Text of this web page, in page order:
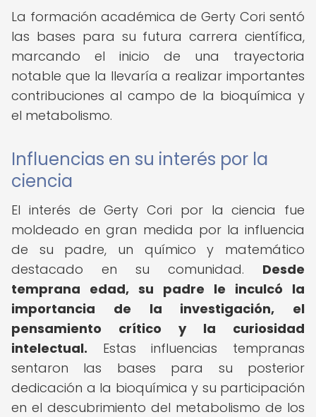
La formación académica de Gerty Cori sentó
las bases para su futura carrera científica,
marcando el inicio de una trayectoria
notable que la llevaría a realizar importantes
contribuciones al campo de la bioquímica y
el metabolismo.
Influencias en su interés por la
ciencia
El interés de Gerty Cori por la ciencia fue
moldeado en gran medida por la influencia
de su padre, un químico y matemático
destacado en su comunidad. Desde
temprana edad, su padre le inculcó la
importancia de la investigación, el
pensamiento crítico y la curiosidad
intelectual. Estas influencias tempranas
sentaron las bases para su posterior
dedicación a la bioquímica y su participación
en el descubrimiento del metabolismo de los